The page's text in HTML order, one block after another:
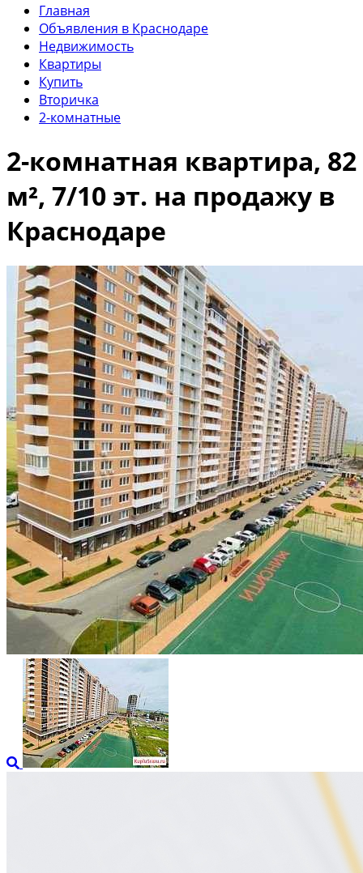
Главная
Объявления в Краснодаре
Недвижимость
Квартиры
Купить
Вторичка
2-комнатные
2-комнатная квартира, 82
м², 7/10 эт. на продажу в
Краснодаре